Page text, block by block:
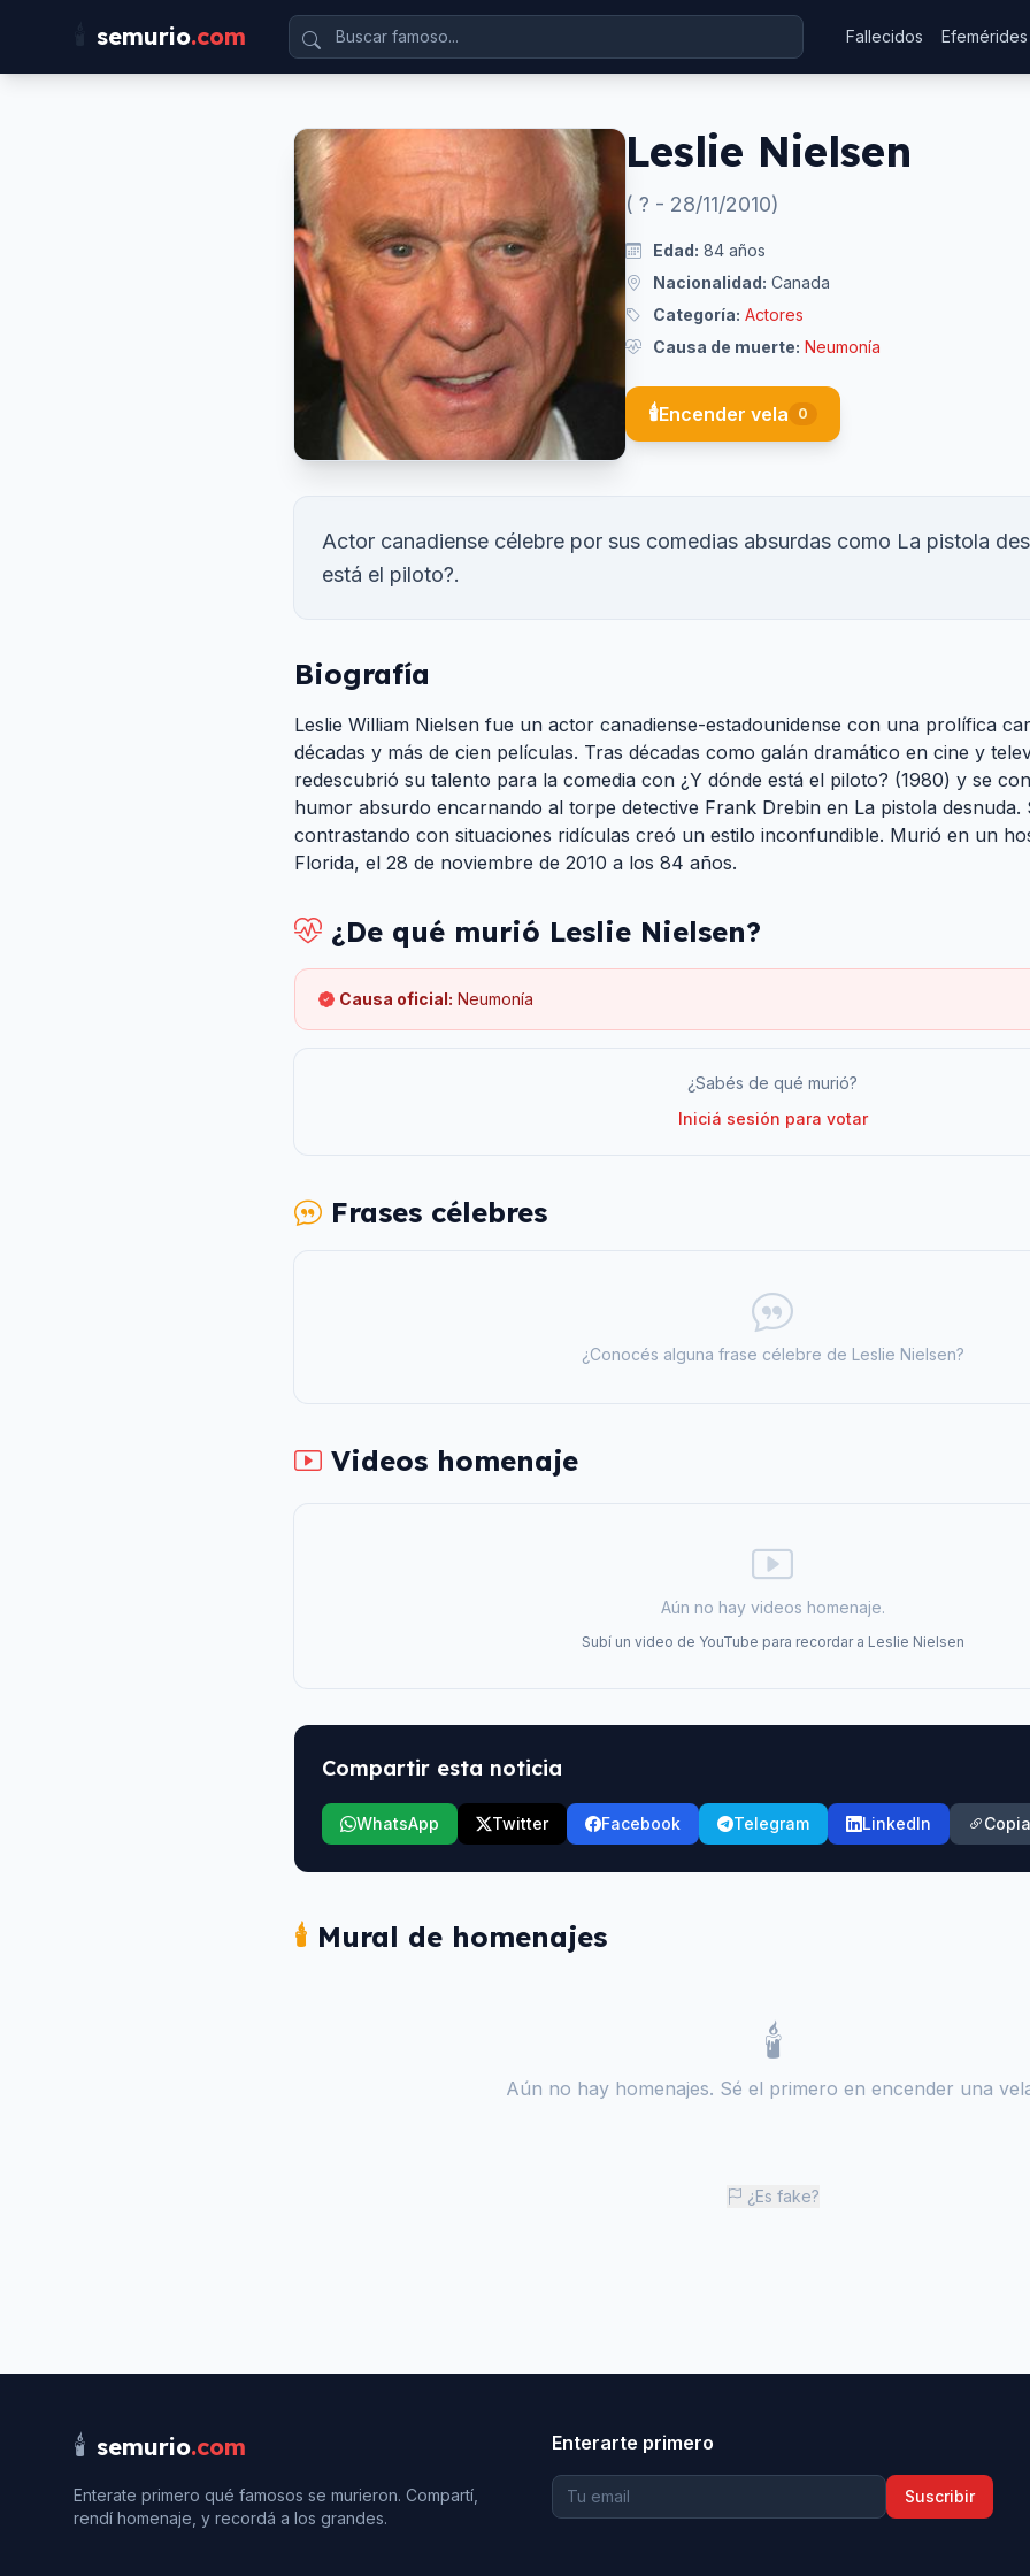
semurio.com Fallecidos Efemérides
Leslie Nielsen
( ? - 28/11/2010)
Edad: 84 años
Nacionalidad: Canada
Categoría: Actores
Causa de muerte: Neumonía
🕯️Encender vela 0
Actor canadiense célebre por sus comedias absurdas como La pistola
está el piloto?.
Biografía
Leslie William Nielsen fue un actor canadiense-estadounidense con una prolífica
décadas y más de cien películas. Tras décadas como galán dramático en cine y
redescubrió su talento para la comedia con ¿Y dónde está el piloto? (1980) y se
humor absurdo encarnando al torpe detective Frank Drebin en La pistola desnuda.
contrastando con situaciones ridículas creó un estilo inconfundible. Murió en un
Florida, el 28 de noviembre de 2010 a los 84 años.
¿De qué murió Leslie Nielsen?
Causa oficial: Neumonía
¿Sabés de qué murió?
Iniciá sesión para votar
Frases célebres
¿Conocés alguna frase célebre de Leslie Nielsen?
Videos homenaje
Aún no hay videos homenaje.
Subí un video de YouTube para recordar a Leslie Nielsen
Compartir esta noticia
WhatsApp Twitter Facebook Telegram LinkedIn
🕯️ Mural de homenajes
🕯️
Aún no hay homenajes. Sé el primero en encender una
¿Es fake?
🕯️ semurio.com
Enterate primero qué famosos se murieron. Compartí,
rendí homenaje, y recordá a los grandes.
Enterarte primero
Suscribir